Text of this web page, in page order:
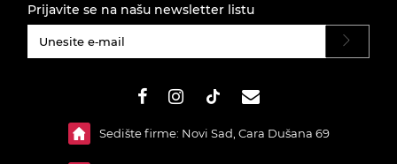
Prijavite se na našu newsletter listu
Sedište firme: Novi Sad, Cara Dušana 69